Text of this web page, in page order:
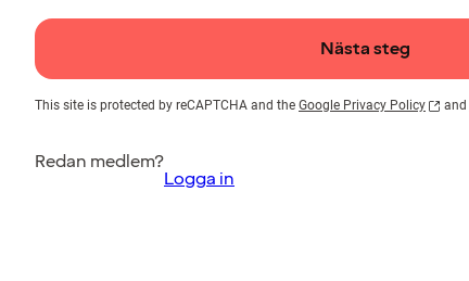
Nästa steg
This site is protected by reCAPTCHA and the Google Privacy Policy and
Redan medlem?
Logga in